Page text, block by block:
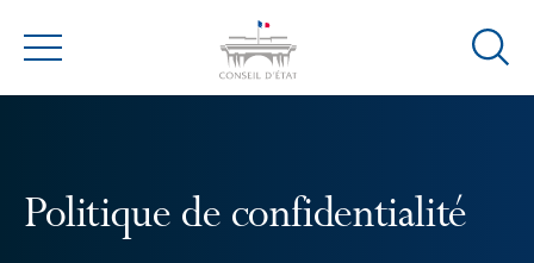
Menu
Ouvrir
Politique de confidentialité